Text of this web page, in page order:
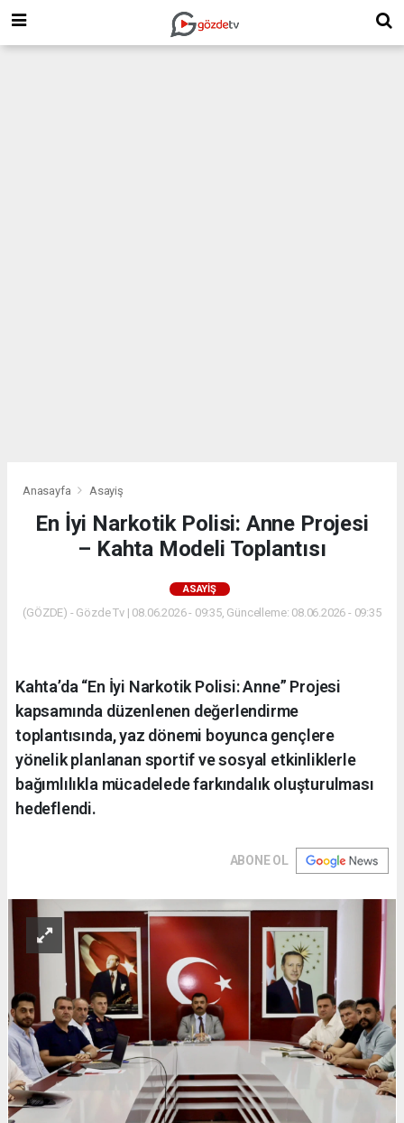
Anasayfa Asayiş
En İyi Narkotik Polisi: Anne Projesi
– Kahta Modeli Toplantısı
ASAYIŞ
(GÖZDE) - Gözde Tv | 08.06.2026 - 09:35, Güncelleme: 08.06.2026 - 09:35
Kahta’da “En İyi Narkotik Polisi: Anne” Projesi
kapsamında düzenlenen değerlendirme
toplantısında, yaz dönemi boyunca gençlere
yönelik planlanan sportif ve sosyal etkinliklerle
bağımlılıkla mücadelede farkındalık oluşturulması
hedeflendi.
ABONE OL